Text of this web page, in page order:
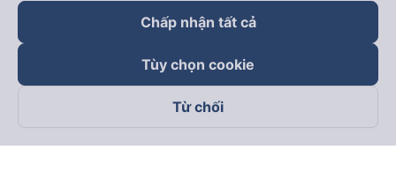
Theo dõi chúng tôi trên
Chấp nhận tất cả
Tùy chọn cookie
Từ chối